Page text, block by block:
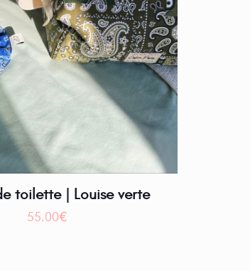
toilette | Louise verte
55.00€